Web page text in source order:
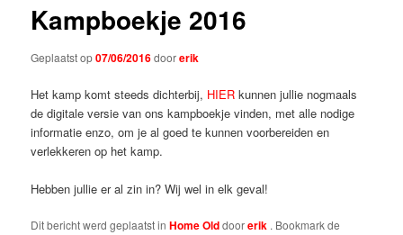
Kampboekje 2016
Geplaatst op07/06/2016doorerik
Het kamp komt steeds dichterbij, HIER kunnen jullie nogmaals
de digitale versie van ons kampboekje vinden, met alle nodige
informatie enzo, om je al goed te kunnen voorbereiden en
verlekkeren op het kamp.
Hebben jullie er al zin in? Wij wel in elk geval!
Dit bericht werd geplaatst inHome Olddoorerik . Bookmark de